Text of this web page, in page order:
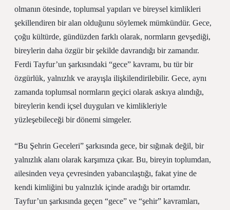
olmanın ötesinde, toplumsal yapıları ve bireysel kimlikleri
şekillendiren bir alan olduğunu söylemek mümkündür. Gece,
çoğu kültürde, gündüzden farklı olarak, normların gevşediği,
bireylerin daha özgür bir şekilde davrandığı bir zamandır.
Ferdi Tayfur’un şarkısındaki “gece” kavramı, bu tür bir
özgürlük, yalnızlık ve arayışla ilişkilendirilebilir. Gece, aynı
zamanda toplumsal normların geçici olarak askıya alındığı,
bireylerin kendi içsel duyguları ve kimlikleriyle
yüzleşebileceği bir dönemi simgeler.
“Bu Şehrin Geceleri” şarkısında gece, bir sığınak değil, bir
yalnızlık alanı olarak karşımıza çıkar. Bu, bireyin toplumdan,
ailesinden veya çevresinden yabancılaştığı, fakat yine de
kendi kimliğini bu yalnızlık içinde aradığı bir ortamdır.
Tayfur’un şarkısında geçen “gece” ve “şehir” kavramları,